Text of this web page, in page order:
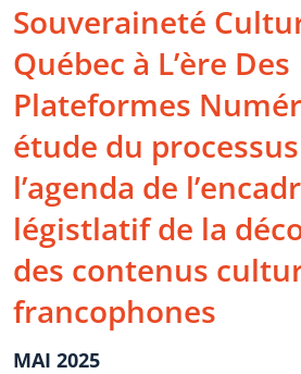
Souveraineté
Québec à L’ère Des
Plateformes
étude du
l’agenda de
légistlatif de la
des contenus
francophones
MAI 2025